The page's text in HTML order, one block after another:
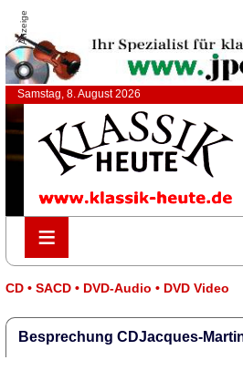
Anzeige
Samstag, 8. August 2026
≡
≡
CD • SACD • DVD-Audio • DVD Video
Besprechung CDJacques-